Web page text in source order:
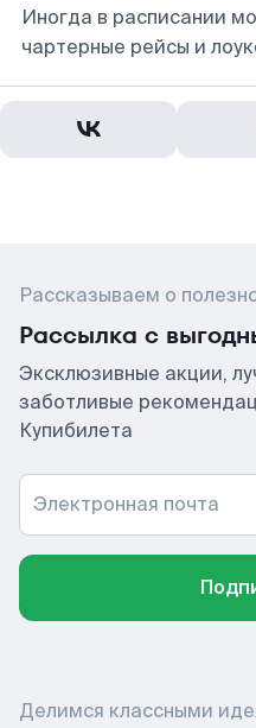
Иногда в расписании
чартерные рейсы и
Рассказываем о
Рассылка с
Эксклюзивные акции,
заботливые
Купибилета
Электронная почта
Делимся классными